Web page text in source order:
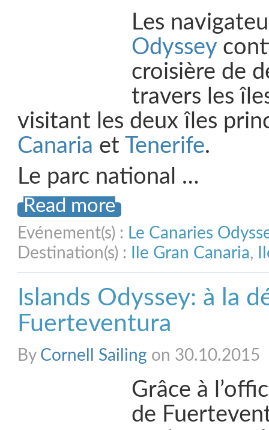
Les
Odyssey
croisière de
travers les
visitant les deux îles
Canaria et Tenerife.
Le parc national …
Read more
Evénement(s) : Le Canaries
Destination(s) :
Ile Gran Canaria,
Islands Odyssey: à la
Fuerteventura
By Cornell Sailing on 30.10.2015
Grâce à
de